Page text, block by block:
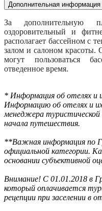
Дополнительная информация
За дополнительную
оздоровительный и
располагает бассейном с
залом и салоном красоты.
могут пользоваться
отведенное время.
* Информация об отелях и
Информацию об отелях и
менеджера туристической
начала путешествия.
**Важная информация по
официальной категории.
основании субъективной
Внимание! С 01.01.2018 в
который оплачивается
рецепции при заселении в